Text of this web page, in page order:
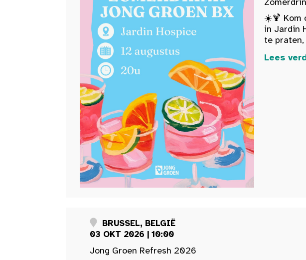
☀️🍹 Kom
in Jardin
te praten,
Lees
BRUSSEL, BELGIË
03 OKT 2026 | 10:00
Jong Groen Refresh 2026